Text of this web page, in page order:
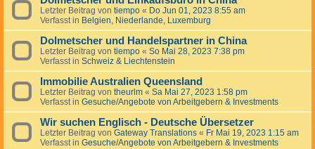
Letzter Beitrag von tiempo « Do Jun 01, 2023 8:55 am
Verfasst in Belgien, Niederlande, Luxemburg
Dolmetscher und Handelspartner in China
Letzter Beitrag von tiempo « So Mai 28, 2023 7:38 pm
Verfasst in Schweiz & Liechtenstein
Immobilie Australien Queensland
Letzter Beitrag von theurlm « Sa Mai 27, 2023 1:58 pm
Verfasst in Gesuche/Angebote von Arbeitgebern & Investments
Wir suchen Englisch - Deutsche Übersetzer
Letzter Beitrag von Gateway Translations « Fr Mai 19, 2023 1:15 am
Verfasst in Gesuche/Angebote von Arbeitgebern & Investments